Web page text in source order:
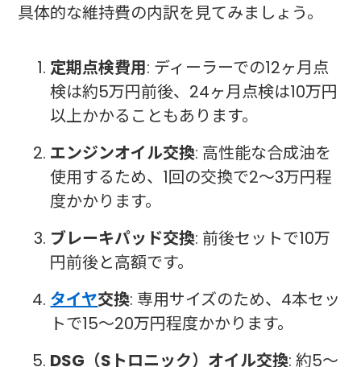
具体的な維持費の内訳を見てみましょう。
定期点検費用: ディーラーでの12ヶ月点
検は約5万円前後、24ヶ月点検は10万円
以上かかることもあります。
エンジンオイル交換: 高性能な合成油を
使用するため、1回の交換で2〜3万円程
度かかります。
ブレーキパッド交換: 前後セットで10万
円前後と高額です。
タイヤ交換: 専用サイズのため、4本セッ
トで15〜20万円程度かかります。
DSG（Sトロニック）オイル交換: 約5〜